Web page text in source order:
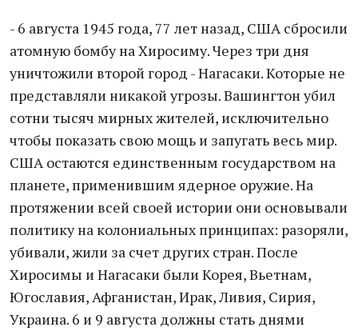
- 6 августа 1945 года, 77 лет назад, США сбросили
атомную бомбу на Хиросиму. Через три дня
уничтожили второй город - Нагасаки. Которые не
представляли никакой угрозы. Вашингтон убил
сотни тысяч мирных жителей, исключительно
чтобы показать свою мощь и запугать весь мир.
США остаются единственным государством на
планете, применившим ядерное оружие. На
протяжении всей своей истории они основывали
политику на колониальных принципах: разоряли,
убивали, жили за счет других стран. После
Хиросимы и Нагасаки были Корея, Вьетнам,
Югославия, Афганистан, Ирак, Ливия, Сирия,
Украина. 6 и 9 августа должны стать днями